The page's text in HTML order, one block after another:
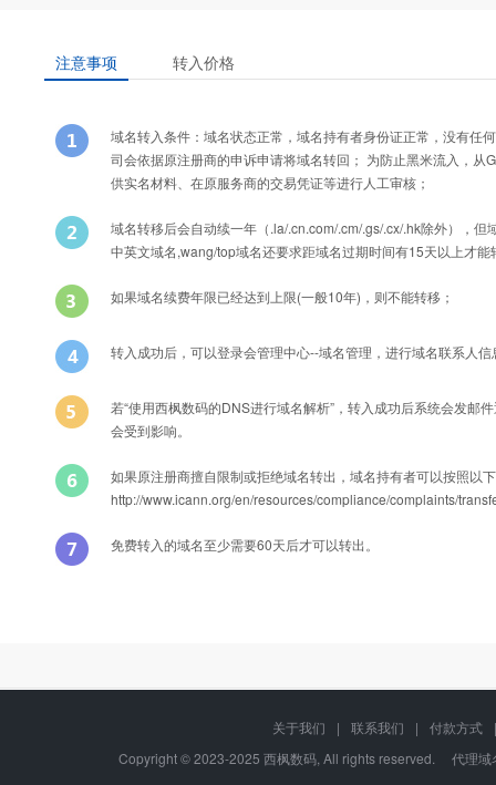
注意事项 转入价格
域名转入条件：域名状态正常，域名持有者身份证正常，没有任
司会依据原注册商的申诉申请将域名转回； 为防止黑米流入，
供实名材料、在原服务商的交易凭证等进行人工审核；
域名转移后会自动续一年（.la/.cn.com/.cm/.gs/.cx/.hk除外），
中英文域名,wang/top域名还要求距域名过期时间有15天以上才能
如果域名续费年限已经达到上限(一般10年)，则不能转移；
转入成功后，可以登录会管理中心--域名管理，进行域名联系人
若“使用西枫数码的DNS进行域名解析”，转入成功后系统会发邮
会受到影响。
如果原注册商擅自限制或拒绝域名转出，域名持有者可以按照以
http://www.icann.org/en/resources/compliance/complaints/
免费转入的域名至少需要60天后才可以转出。
中文cc域名
Q 能否转入后办理过户？
关于我们 | 联系我们 | 付款方式
|
Copyright © 2023-2025 西枫数码, All rights reserved. 代理